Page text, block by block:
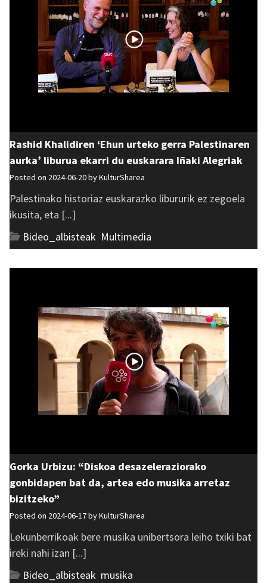
Rashid Khalidiren ‘Ehun urteko gerra Palestinaren
aurka’ liburua ekarri du euskarara Iñaki Alegriak
Posted on 2024-06-20 byKulturSharea
Palestinako historiaz euskarazko libururik ez zegoela
ikusita, eta [...]
Bideo_albisteak Multimedia
Gorka Urbizu: “Diskoa desazeleraziorako
gonbidapen bat da, artea edo musika arretaz
bizitzeko”
Posted on 2024-06-17 byKulturSharea
Lekunberrikoak bere musika unibertsora leiho txiki bat
ireki nahi izan [...]
Bideo_albisteak musika